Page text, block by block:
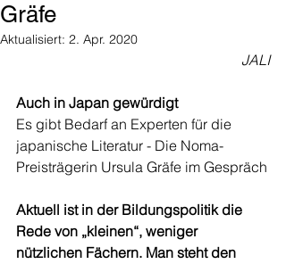
Gräfe
Aktualisiert: 2. Apr. 2020
JALI
Auch in Japan gewürdigt
Es gibt Bedarf an Experten für die
japanische Literatur - Die Noma-
Preisträgerin Ursula Gräfe im Gespräch
Aktuell ist in der Bildungspolitik die
Rede von „kleinen“, weniger
nützlichen Fächern. Man steht den